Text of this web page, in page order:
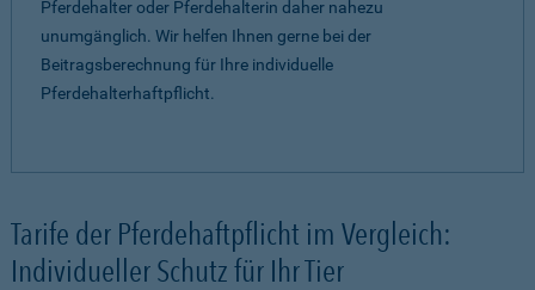
Pferdehalter oder Pferdehalterin daher nahezu
unumgänglich. Wir helfen Ihnen gerne bei der
Beitragsberechnung für Ihre individuelle
Pferdehalterhaftpflicht.
Tarife der Pferdehaftpflicht im Vergleich:
Individueller Schutz für Ihr Tier